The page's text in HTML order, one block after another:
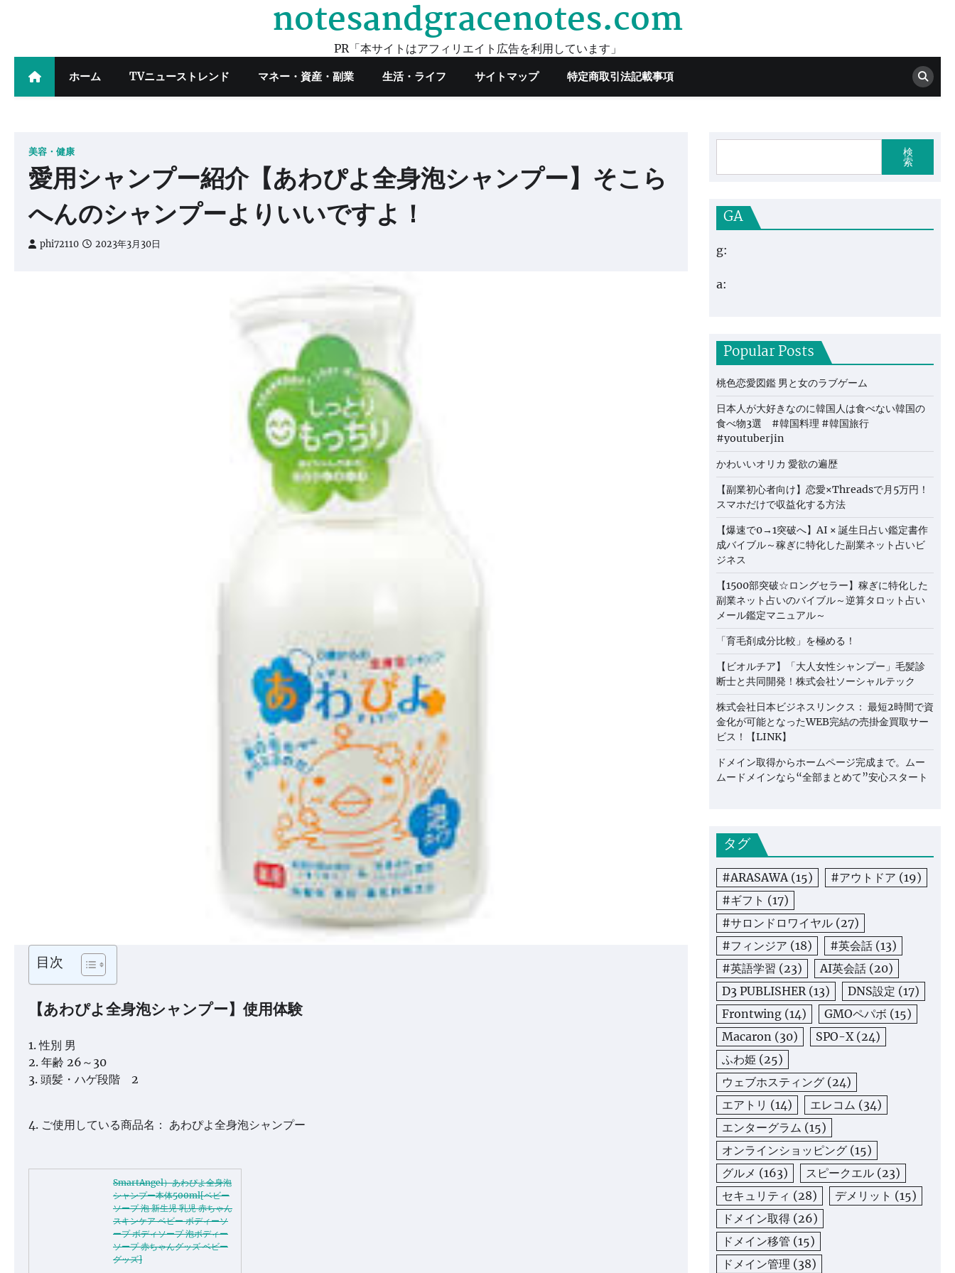
notesandgracenotes.com
PR「本サイトはアフィリエイト広告を利用しています」
ホーム TVニューストレンド マネー・資産・副業 生活・ライフ サイトマップ 特定商取引法記載事項
美容・健康
愛用シャンプー紹介【あわぴよ全身泡シャンプー】そこら
へんのシャンプーよりいいですよ！
phi72110 2023年3月30日
目次
【あわぴよ全身泡シャンプー】使用体験
1. 性別 男
2. 年齢 26～30
3. 頭髪・ハゲ段階 2
4. ご使用している商品名： あわぴよ全身泡シャンプー
SmartAngel）あわぴよ全身泡
シャンプー本体500ml[ベビー
ソープ 泡 新生児 乳児 赤ちゃん
スキンケア ベビー ボディーソ
ープ ボディソープ 泡ボディー
ソープ 赤ちゃんグッズ ベビー
グッズ]
検
索
GA
g:
a:
Popular Posts
桃色恋愛図鑑 男と女のラブゲーム
日本人が大好きなのに韓国人は食べない韓国の
食べ物3選 #韓国料理 #韓国旅行
#youtuberjin
かわいいオリカ 愛欲の遍歴
【副業初心者向け】恋愛×Threadsで月5万円！
スマホだけで収益化する方法
【爆速で0→1突破へ】AI × 誕生日占い鑑定書作
成バイブル～稼ぎに特化した副業ネット占いビ
ジネス
【1500部突破☆ロングセラー】稼ぎに特化した
副業ネット占いのバイブル～逆算タロット占い
メール鑑定マニュアル～
「育毛剤成分比較」を極める！
【ビオルチア】「大人女性シャンプー」毛髪診
断士と共同開発！株式会社ソーシャルテック
株式会社日本ビジネスリンクス： 最短2時間で資
金化が可能となったWEB完結の売掛金買取サー
ビス！【LINK】
ドメイン取得からホームページ完成まで。ムー
ムードメインなら“全部まとめて”安心スタート
タグ
#ARASAWA(15) #アウトドア (19)
#ギフト (17)
#サロンドロワイヤル (27)
#フィンジア (18) #英会話 (13)
#英語学習 (23) AI英会話 (20)
D3 PUBLISHER(13) DNS設定 (17)
Frontwing (14) GMOペパボ (15)
Macaron (30) SPO-X(24)
ふわ姫 (25)
ウェブホスティング (24)
エアトリ (14) エレコム (34)
エンターグラム (15)
オンラインショッピング (15)
グルメ (163) スピークエル (23)
セキュリティ (28) デメリット (15)
ドメイン取得 (26)
ドメイン移管 (15)
ドメイン管理 (38)